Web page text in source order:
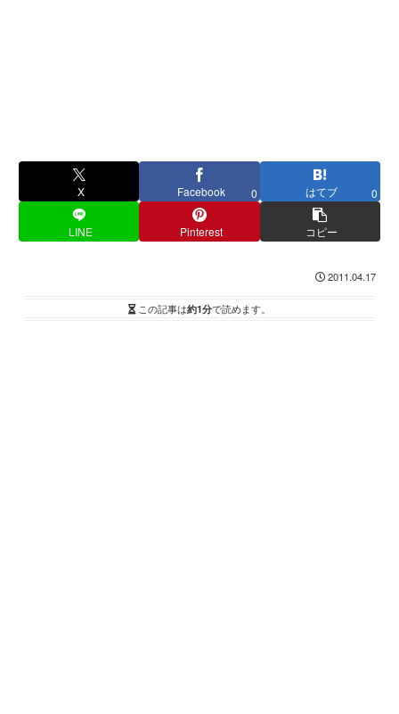
X Facebook 0 はてブ 0
LINE Pinterest コピー
2011.04.17
この記事は約1分で読めます。